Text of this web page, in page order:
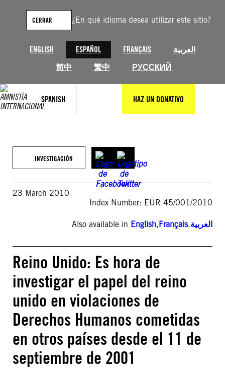
¿En qué idioma desea utilizar este sitio?
ENGLISH ESPAÑOL FRANÇAIS
العربية
简中
繁中 РУССКИЙ
CERRAR
SPANISH HAZ UN DONATIVO
contenido
INVESTIGACIÓN
23 March 2010
Index Number: EUR 45/001/2010
Also available in English,Français,العربية
Reino Unido: Es hora de
investigar el papel del reino
unido en violaciones de
Derechos Humanos cometidas
en otros países desde el 11 de
septiembre de 2001